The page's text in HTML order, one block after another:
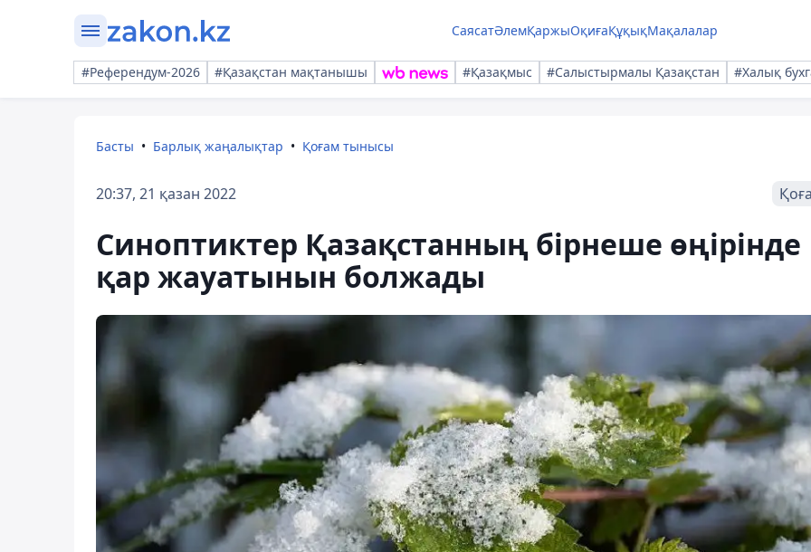
СаясатӘлемҚаржыОқиғаҚұқықМақалалар
#Референдум-2026 #Қазақстан мақтанышы #Қазақмыс #Салыстырмалы Қазақстан #Халық
Басты Барлық жаңалықтар Қоғам тынысы
20:37, 21 қазан 2022
Синоптиктер Қазақстанның бірнеше өңірінде
қар жауатынын болжады